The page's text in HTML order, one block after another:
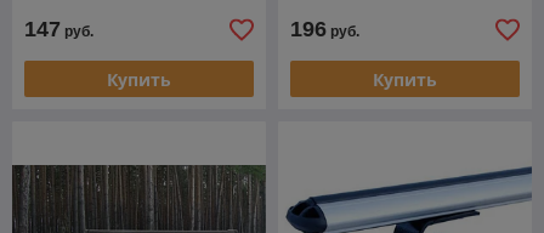
147 руб.
Купить
196 руб.
Купить